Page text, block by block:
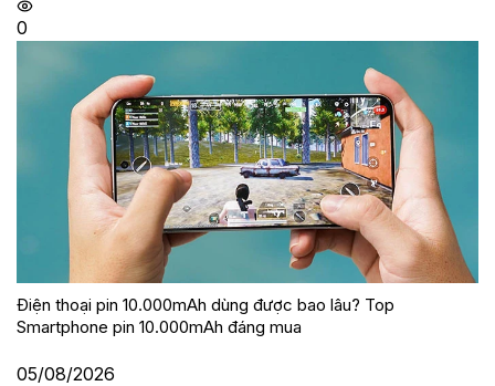
0
Điện thoại pin 10.000mAh dùng được bao lâu? Top
Smartphone pin 10.000mAh đáng mua
05/08/2026